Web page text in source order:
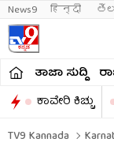
News9 हिन्दी
ತಾಜಾ ಸುದ್ದಿ
ಕಾವೇರಿ ಕಿಚ್ಚು
TV9 Kannada